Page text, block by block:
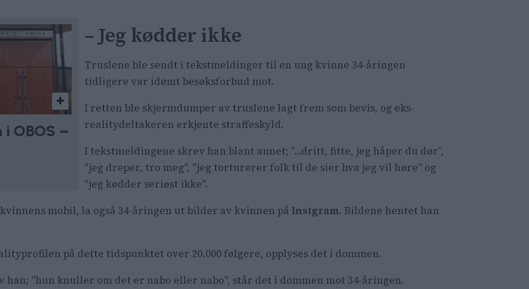
OBOS –
– Jeg kødder ikke
Truslene ble sendt i tekstmeldinger til en ung kvinne 34-åringen
tidligere var idømt besøksforbud mot.
I retten ble skjermdumper av truslene lagt frem som bevis, og eks-
realitydeltakeren erkjente straffeskyld.
I tekstmeldingene skrev han blant annet; "...dritt, fitte, jeg håper du dør",
"jeg dreper, tro meg", "jeg torturerer folk til de sier hva jeg vil høre" og
"jeg kødder seriøst ikke".
mobil, la også 34-åringen ut bilder av kvinnen påInstgram. Bildene hentet han
på dette tidspunktet over 20.000 følgere, opplyses det i dommen.
han; "hun knuller om det er nabo eller nabo", står det i dommen mot 34-åringen.